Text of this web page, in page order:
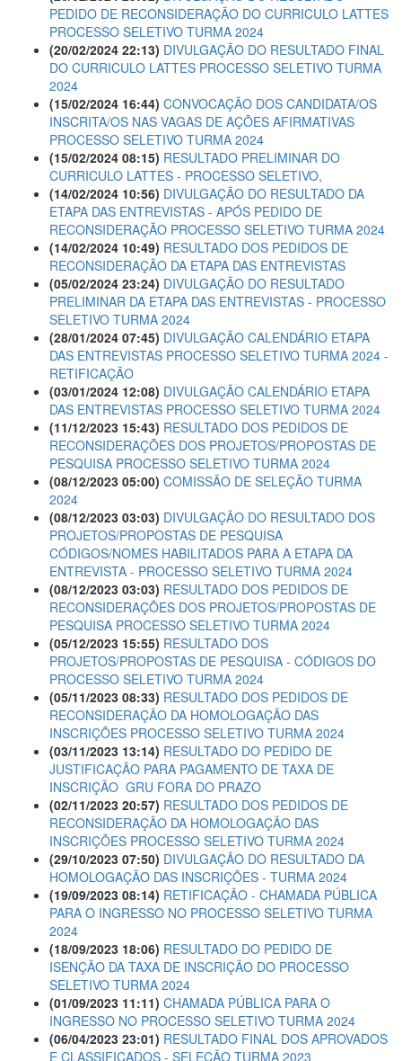
PEDIDO DE RECONSIDERAÇÃO DO CURRICULO LATTES
PROCESSO SELETIVO TURMA 2024
(20/02/2024 22:13) DIVULGAÇÃO DO RESULTADO FINAL
DO CURRICULO LATTES PROCESSO SELETIVO TURMA
2024
(15/02/2024 16:44) CONVOCAÇÃO DOS CANDIDATA/OS
INSCRITA/OS NAS VAGAS DE AÇÕES AFIRMATIVAS
PROCESSO SELETIVO TURMA 2024
(15/02/2024 08:15) RESULTADO PRELIMINAR DO
CURRICULO LATTES - PROCESSO SELETIVO,
(14/02/2024 10:56) DIVULGAÇÃO DO RESULTADO DA
ETAPA DAS ENTREVISTAS - APÓS PEDIDO DE
RECONSIDERAÇÃO PROCESSO SELETIVO TURMA 2024
(14/02/2024 10:49) RESULTADO DOS PEDIDOS DE
RECONSIDERAÇÃO DA ETAPA DAS ENTREVISTAS
(05/02/2024 23:24) DIVULGAÇÃO DO RESULTADO
PRELIMINAR DA ETAPA DAS ENTREVISTAS - PROCESSO
SELETIVO TURMA 2024
(28/01/2024 07:45) DIVULGAÇÃO CALENDÁRIO ETAPA
DAS ENTREVISTAS PROCESSO SELETIVO TURMA 2024 -
RETIFICAÇÃO
(03/01/2024 12:08) DIVULGAÇÃO CALENDÁRIO ETAPA
DAS ENTREVISTAS PROCESSO SELETIVO TURMA 2024
(11/12/2023 15:43) RESULTADO DOS PEDIDOS DE
RECONSIDERAÇÕES DOS PROJETOS/PROPOSTAS DE
PESQUISA PROCESSO SELETIVO TURMA 2024
(08/12/2023 05:00) COMISSÃO DE SELEÇÃO TURMA
2024
(08/12/2023 03:03) DIVULGAÇÃO DO RESULTADO DOS
PROJETOS/PROPOSTAS DE PESQUISA 
CÓDIGOS/NOMES HABILITADOS PARA A ETAPA DA
ENTREVISTA - PROCESSO SELETIVO TURMA 2024
(08/12/2023 03:03) RESULTADO DOS PEDIDOS DE
RECONSIDERAÇÕES DOS PROJETOS/PROPOSTAS DE
PESQUISA PROCESSO SELETIVO TURMA 2024
(05/12/2023 15:55) RESULTADO DOS
PROJETOS/PROPOSTAS DE PESQUISA - CÓDIGOS DO
PROCESSO SELETIVO TURMA 2024
(05/11/2023 08:33) RESULTADO DOS PEDIDOS DE
RECONSIDERAÇÃO DA HOMOLOGAÇÃO DAS
INSCRIÇÕES PROCESSO SELETIVO TURMA 2024
(03/11/2023 13:14) RESULTADO DO PEDIDO DE
JUSTIFICAÇÃO PARA PAGAMENTO DE TAXA DE
INSCRIÇÃO  GRU FORA DO PRAZO
(02/11/2023 20:57) RESULTADO DOS PEDIDOS DE
RECONSIDERAÇÃO DA HOMOLOGAÇÃO DAS
INSCRIÇÕES PROCESSO SELETIVO TURMA 2024
(29/10/2023 07:50) DIVULGAÇÃO DO RESULTADO DA
HOMOLOGAÇÃO DAS INSCRIÇÕES - TURMA 2024
(19/09/2023 08:14) RETIFICAÇÃO - CHAMADA PÚBLICA
PARA O INGRESSO NO PROCESSO SELETIVO TURMA
2024
(18/09/2023 18:06) RESULTADO DO PEDIDO DE
ISENÇÃO DA TAXA DE INSCRIÇÃO DO PROCESSO
SELETIVO TURMA 2024
(01/09/2023 11:11) CHAMADA PÚBLICA PARA O
INGRESSO NO PROCESSO SELETIVO TURMA 2024
(06/04/2023 23:01) RESULTADO FINAL DOS APROVADOS
E CLASSIFICADOS - SELEÇÃO TURMA 2023